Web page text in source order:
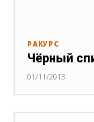
РАКУРС
Чёрный
01/11/2013